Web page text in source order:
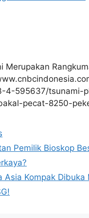
Merupakan
4-595637/tsunami-
pecat-8250-
Pemilik Bioskop
Asia Kompak Dibuka